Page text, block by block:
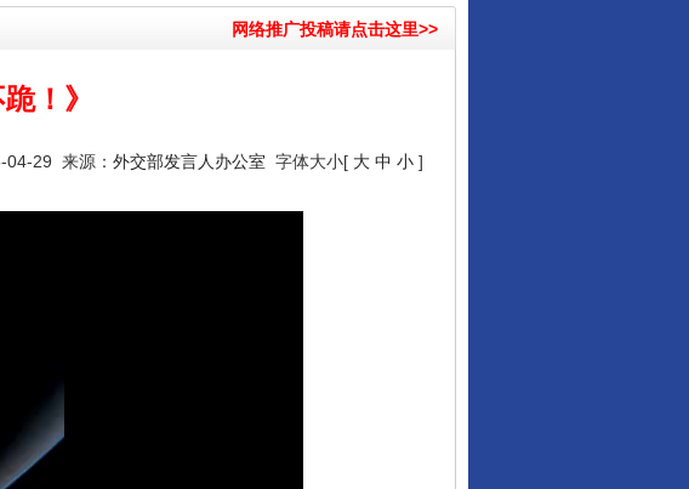
网络推广投稿请点击这里>>
！》
04-29 来源： 外交部发言人办公室 字体大小[ 大 中 小 ]